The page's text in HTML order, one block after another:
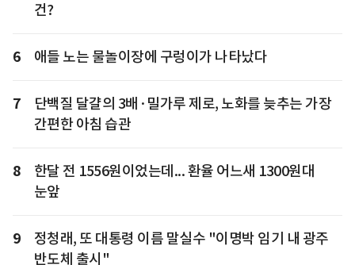
건?
6 애들 노는 물놀이장에 구렁이가 나타났다
7
단백질 달걀의 3배·밀가루 제로, 노화를 늦추는 가장
간편한 아침 습관
8
한달 전 1556원이었는데... 환율 어느새 1300원대
눈앞
9
정청래, 또 대통령 이름 말실수 "이명박 임기 내 광주
반도체 출시"